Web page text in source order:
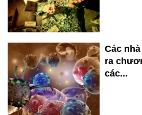
Các
ra
các...